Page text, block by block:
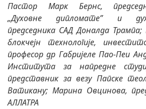
Пастор Марк Бернс,
„Духовне дипломате” и
председника САД Доналда
блокчејн технологије,
професор др Габријеле Пао-Пеи
Института за напредне
представник за везу Папске
Ватикану; Марина Овцинова,
АЛЛАТРА